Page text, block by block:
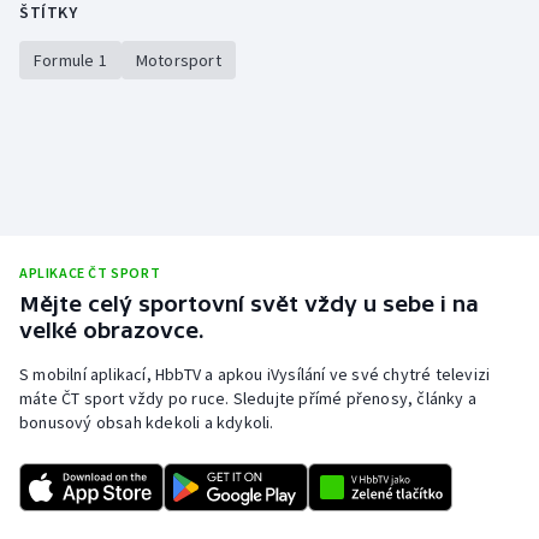
ŠTÍTKY
Formule 1 Motorsport
APLIKACE ČT SPORT
Mějte celý sportovní svět vždy u sebe i na
velké obrazovce.
S mobilní aplikací, HbbTV a apkou iVysílání ve své chytré televizi
máte ČT sport vždy po ruce. Sledujte přímé přenosy, články a
bonusový obsah kdekoli a kdykoli.